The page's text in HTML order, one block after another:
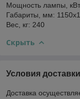
Мощность лампы,
Габариты, мм:
Вес, кг: 240
Скрыть
Условия доставки
Доставка